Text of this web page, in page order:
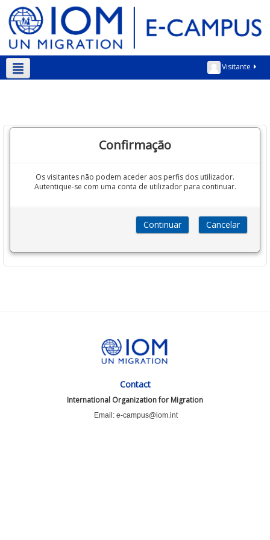
Visitante
Confirmação
Os visitantes não podem aceder aos perfis dos utilizador.
Autentique-se com uma conta de utilizador para continuar.
Contact
International Organization for Migration
Email: e-campus@iom.int